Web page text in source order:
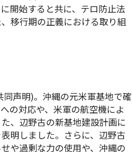
開始すると共に、テロ防止法
移行期の正義における取り組
声明)。沖縄の元米軍基地で確
の対応や、米軍の航空機によ
、辺野古の新基地建設計画に
明しました。さらに、辺野古
や過剰な力の使用や、沖縄の